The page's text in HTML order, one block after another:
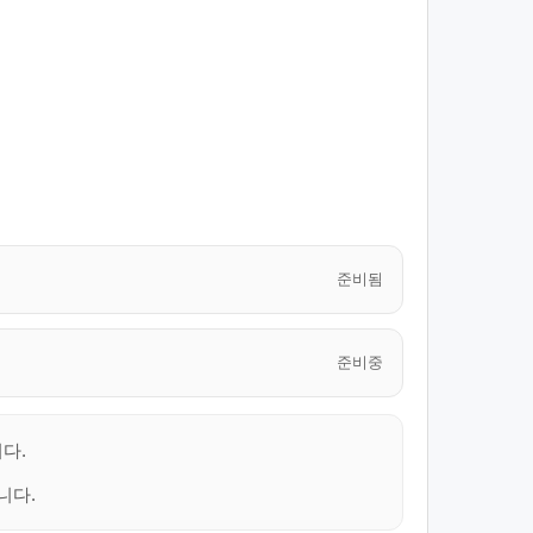
준비됨
준비중
.
다.